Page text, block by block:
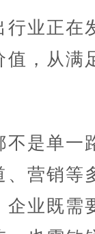
业正在
，从满
是单一
营销等
业既需